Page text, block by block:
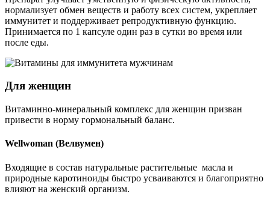
нормализует обмен веществ и работу всех систем, укрепляет
иммунитет и поддерживает репродуктивную функцию.
Принимается по 1 капсуле один раз в сутки во время или
после еды.
Для женщин
Витаминно-минеральный комплекс для женщин призван
привести в норму гормональный баланс.
Wellwoman (Велвумен)
Входящие в состав натуральные растительные масла и
природные каротиноиды быстро усваиваются и благоприятно
влияют на женский организм.